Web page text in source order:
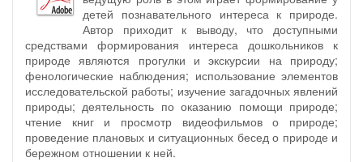
детей познавательного интереса к природе.
Автор приходит к выводу, что доступными
средствами формирования интереса дошкольников к
природе являются прогулки и экскурсии на природу;
фенологические наблюдения; использование элементов
исследовательской работы; изучение загадочных явлений
природы; деятельность по оказанию помощи природе;
чтение книг и просмотр видеофильмов о природе;
проведение плановых и ситуационных бесед о природе и
бережном отношении к ней.